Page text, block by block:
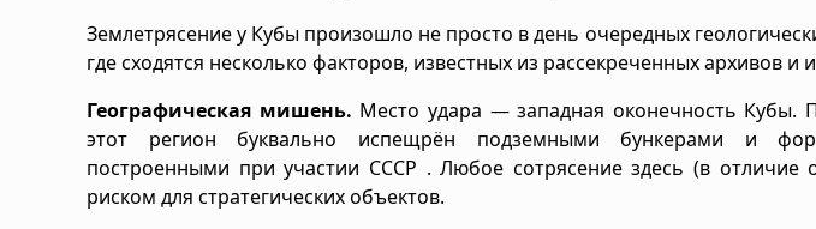
Землетрясение у Кубы произошло не просто в день очередных
где сходятся несколько факторов, известных из рассекреченных архивов и
Географическая мишень. Место удара — западная оконечность Кубы.
этот регион буквально испещрён подземными бункерами и
построенными при участии СССР . Любое сотрясение здесь (в отличие
риском для стратегических объектов.